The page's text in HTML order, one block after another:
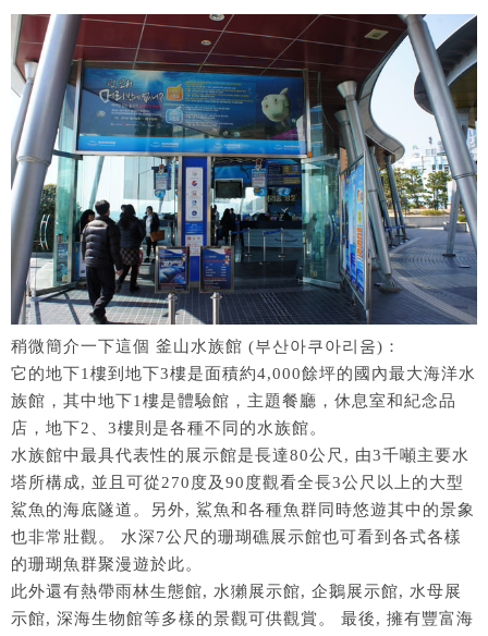
稍微簡介一下這個 釜山水族館 (부산아쿠아리움)：
它的地下1樓到地下3樓是面積約4,000餘坪的國內最大海洋水
族館，其中地下1樓是體驗館，主題餐廳，休息室和紀念品
店，地下2、3樓則是各種不同的水族館。
水族館中最具代表性的展示館是長達80公尺, 由3千噸主要水
塔所構成, 並且可從270度及90度觀看全長3公尺以上的大型
鯊魚的海底隧道。另外, 鯊魚和各種魚群同時悠遊其中的景象
也非常壯觀。 水深7公尺的珊瑚礁展示館也可看到各式各樣
的珊瑚魚群聚漫遊於此。
此外還有熱帶雨林生態館, 水獺展示館, 企鵝展示館, 水母展
示館, 深海生物館等多樣的景觀可供觀賞。 最後, 擁有豐富海